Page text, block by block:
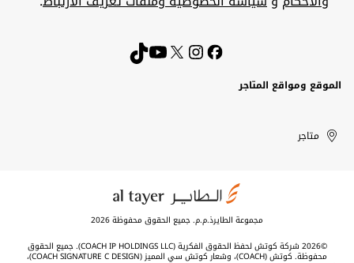
الموقع ومواقع المتاجر
United
Arab
Kuwait
الإمارات
العربية
الكويت
متاجر
مجموعة الطايرذ.م.م. جميع الحقوق محفوظة 2026
©2026 شركة كوتش لحفظ الحقوق الفكرية (COACH IP HOLDINGS LLC). جميع الحقوق
محفوظة. كوتش (COACH)، وشعار كوتش سي المميز (COACH SIGNATURE C DESIGN)،